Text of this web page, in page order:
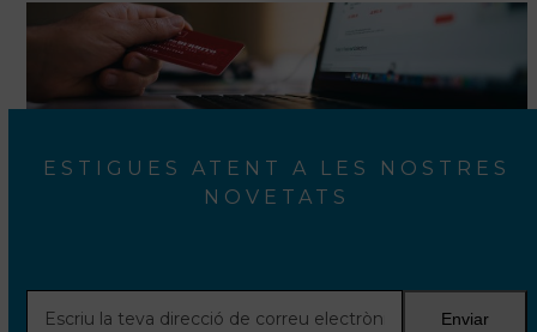
ESTIGUES ATENT A LES NOSTRES
NOVETATS
Enviar